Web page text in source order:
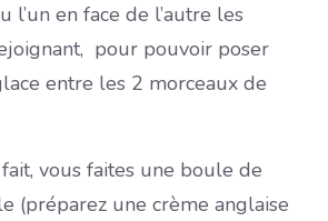
l’un en face de l’autre les
pour pouvoir poser
entre les 2 morceaux de
vous faites une boule de
(préparez une crème anglaise